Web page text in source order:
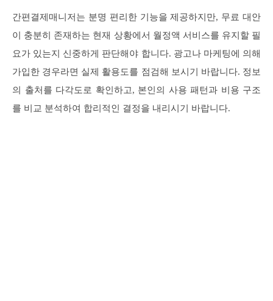
간편결제매니저는 분명 편리한 기능을 제공하지만, 무료 대안
이 충분히 존재하는 현재 상황에서 월정액 서비스를 유지할 필
요가 있는지 신중하게 판단해야 합니다. 광고나 마케팅에 의해
가입한 경우라면 실제 활용도를 점검해 보시기 바랍니다. 정보
의 출처를 다각도로 확인하고, 본인의 사용 패턴과 비용 구조
를 비교 분석하여 합리적인 결정을 내리시기 바랍니다.